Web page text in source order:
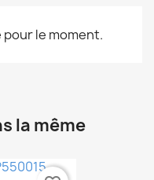
pour le moment.
la même